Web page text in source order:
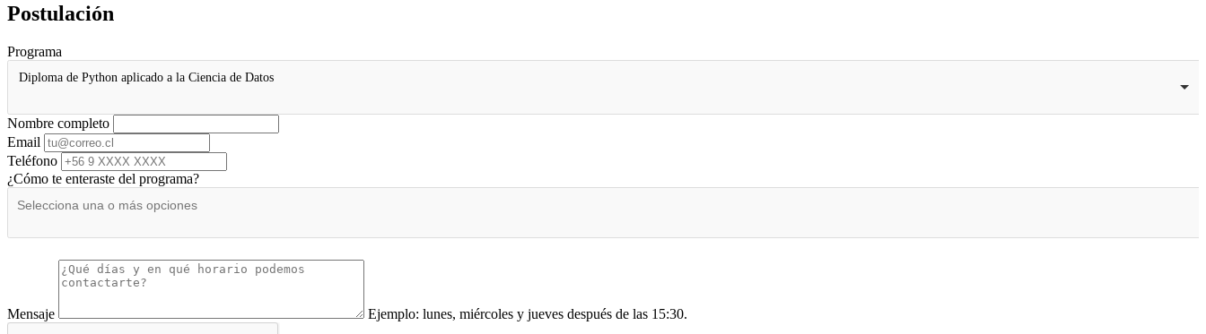
Postulación
Programa
Diploma de Python aplicado a la Ciencia de Datos
Nombre completo
Email
Teléfono
¿Cómo te enteraste del programa?
Mensaje Ejemplo: lunes, miércoles y jueves después de las 15:30.